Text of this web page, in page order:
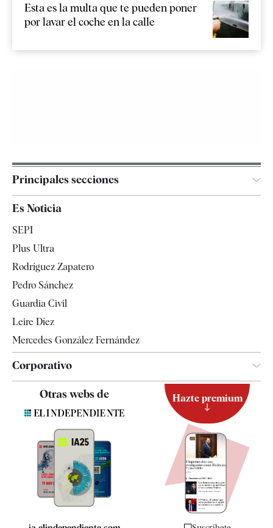
Esta es la multa que te pueden poner
por lavar el coche en la calle
Principales secciones
España
Televisión
Es Noticia
SEPI
Plus Ultra
Rodríguez Zapatero
Pedro Sánchez
Guardia Civil
Leire Díez
Mercedes González Fernández
Corporativo
Contacto
Quiénes somos
Especificaciones
Otras webs de Hazte premium